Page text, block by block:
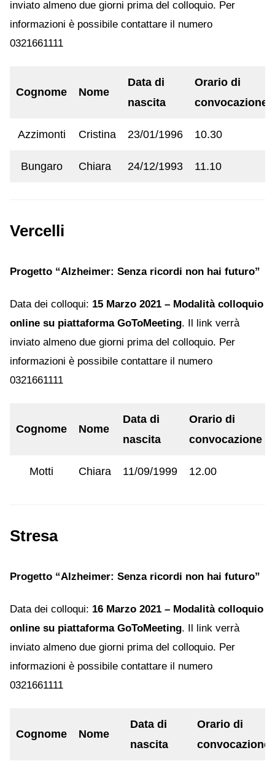
inviato almeno due giorni prima del colloquio. Per
informazioni è possibile contattare il numero
0321661111
Cognome Nome
Data di
nascita
Orario di
convocazione
Azzimonti Cristina 23/01/1996 10.30
Bungaro Chiara 24/12/1993 11.10
Vercelli
Progetto “Alzheimer: Senza ricordi non hai futuro”
Data dei colloqui: 15 Marzo 2021 – Modalità colloquio
online su piattaforma GoToMeeting. Il link verrà
inviato almeno due giorni prima del colloquio. Per
informazioni è possibile contattare il numero
0321661111
Cognome Nome
Data di
nascita
Orario di
convocazione
Motti Chiara 11/09/1999 12.00
Stresa
Progetto “Alzheimer: Senza ricordi non hai futuro”
Data dei colloqui: 16 Marzo 2021 – Modalità colloquio
online su piattaforma GoToMeeting. Il link verrà
inviato almeno due giorni prima del colloquio. Per
informazioni è possibile contattare il numero
0321661111
Cognome Nome
Data di
nascita
Orario di
convocazione